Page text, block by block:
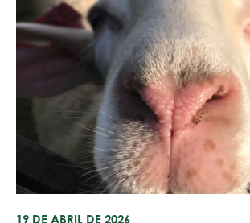
19 DE ABRIL DE 2026